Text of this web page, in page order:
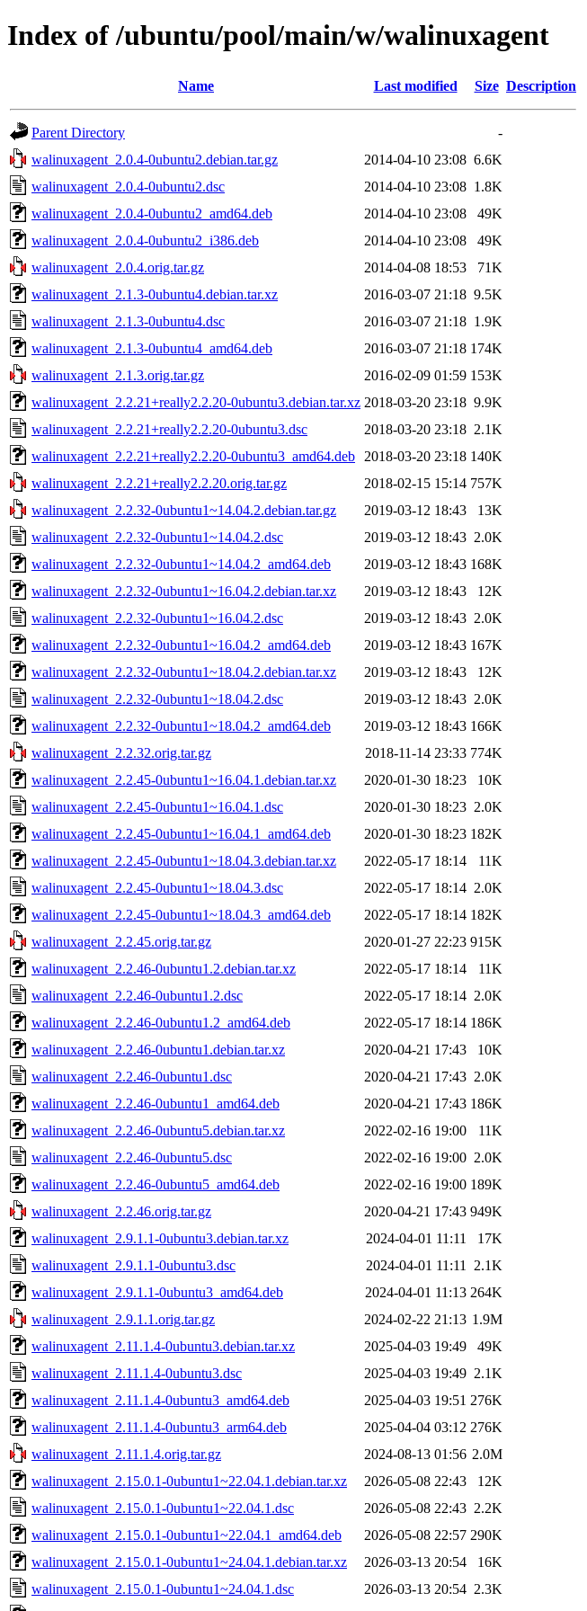
Index of /ubuntu/pool/main/w/walinuxagent
Name Last modified Size Description
Parent Directory
-
walinuxagent_2.0.4-0ubuntu2.debian.tar.gz
2014-04-10 23:08 6.6K
walinuxagent_2.0.4-0ubuntu2.dsc
2014-04-10 23:08 1.8K
walinuxagent_2.0.4-0ubuntu2_amd64.deb
2014-04-10 23:08
49K
walinuxagent_2.0.4-0ubuntu2_i386.deb
2014-04-10 23:08
49K
walinuxagent_2.0.4.orig.tar.gz
2014-04-08 18:53
71K
walinuxagent_2.1.3-0ubuntu4.debian.tar.xz
2016-03-07 21:18 9.5K
walinuxagent_2.1.3-0ubuntu4.dsc
2016-03-07 21:18 1.9K
walinuxagent_2.1.3-0ubuntu4_amd64.deb
2016-03-07 21:18 174K
walinuxagent_2.1.3.orig.tar.gz
2016-02-09 01:59 153K
walinuxagent_2.2.21+really2.2.20-0ubuntu3.debian.tar.xz 2018-03-20 23:18 9.9K
walinuxagent_2.2.21+really2.2.20-0ubuntu3.dsc
2018-03-20 23:18 2.1K
walinuxagent_2.2.21+really2.2.20-0ubuntu3_amd64.deb
2018-03-20 23:18 140K
walinuxagent_2.2.21+really2.2.20.orig.tar.gz
2018-02-15 15:14 757K
walinuxagent_2.2.32-0ubuntu1~14.04.2.debian.tar.gz
2019-03-12 18:43
13K
walinuxagent_2.2.32-0ubuntu1~14.04.2.dsc
2019-03-12 18:43 2.0K
walinuxagent_2.2.32-0ubuntu1~14.04.2_amd64.deb
2019-03-12 18:43 168K
walinuxagent_2.2.32-0ubuntu1~16.04.2.debian.tar.xz
2019-03-12 18:43
12K
walinuxagent_2.2.32-0ubuntu1~16.04.2.dsc
2019-03-12 18:43 2.0K
walinuxagent_2.2.32-0ubuntu1~16.04.2_amd64.deb
2019-03-12 18:43 167K
walinuxagent_2.2.32-0ubuntu1~18.04.2.debian.tar.xz
2019-03-12 18:43
12K
walinuxagent_2.2.32-0ubuntu1~18.04.2.dsc
2019-03-12 18:43 2.0K
walinuxagent_2.2.32-0ubuntu1~18.04.2_amd64.deb
2019-03-12 18:43 166K
walinuxagent_2.2.32.orig.tar.gz
2018-11-14 23:33 774K
walinuxagent_2.2.45-0ubuntu1~16.04.1.debian.tar.xz
2020-01-30 18:23
10K
walinuxagent_2.2.45-0ubuntu1~16.04.1.dsc
2020-01-30 18:23 2.0K
walinuxagent_2.2.45-0ubuntu1~16.04.1_amd64.deb
2020-01-30 18:23 182K
walinuxagent_2.2.45-0ubuntu1~18.04.3.debian.tar.xz
2022-05-17 18:14
11K
walinuxagent_2.2.45-0ubuntu1~18.04.3.dsc
2022-05-17 18:14 2.0K
walinuxagent_2.2.45-0ubuntu1~18.04.3_amd64.deb
2022-05-17 18:14 182K
walinuxagent_2.2.45.orig.tar.gz
2020-01-27 22:23 915K
walinuxagent_2.2.46-0ubuntu1.2.debian.tar.xz
2022-05-17 18:14
11K
walinuxagent_2.2.46-0ubuntu1.2.dsc
2022-05-17 18:14 2.0K
walinuxagent_2.2.46-0ubuntu1.2_amd64.deb
2022-05-17 18:14 186K
walinuxagent_2.2.46-0ubuntu1.debian.tar.xz
2020-04-21 17:43
10K
walinuxagent_2.2.46-0ubuntu1.dsc
2020-04-21 17:43 2.0K
walinuxagent_2.2.46-0ubuntu1_amd64.deb
2020-04-21 17:43 186K
walinuxagent_2.2.46-0ubuntu5.debian.tar.xz
2022-02-16 19:00
11K
walinuxagent_2.2.46-0ubuntu5.dsc
2022-02-16 19:00 2.0K
walinuxagent_2.2.46-0ubuntu5_amd64.deb
2022-02-16 19:00 189K
walinuxagent_2.2.46.orig.tar.gz
2020-04-21 17:43 949K
walinuxagent_2.9.1.1-0ubuntu3.debian.tar.xz
2024-04-01 11:11
17K
walinuxagent_2.9.1.1-0ubuntu3.dsc
2024-04-01 11:11
2.1K
walinuxagent_2.9.1.1-0ubuntu3_amd64.deb
2024-04-01 11:13 264K
walinuxagent_2.9.1.1.orig.tar.gz
2024-02-22 21:13 1.9M
walinuxagent_2.11.1.4-0ubuntu3.debian.tar.xz
2025-04-03 19:49
49K
walinuxagent_2.11.1.4-0ubuntu3.dsc
2025-04-03 19:49 2.1K
walinuxagent_2.11.1.4-0ubuntu3_amd64.deb
2025-04-03 19:51 276K
walinuxagent_2.11.1.4-0ubuntu3_arm64.deb
2025-04-04 03:12 276K
walinuxagent_2.11.1.4.orig.tar.gz
2024-08-13 01:56 2.0M
walinuxagent_2.15.0.1-0ubuntu1~22.04.1.debian.tar.xz
2026-05-08 22:43
12K
walinuxagent_2.15.0.1-0ubuntu1~22.04.1.dsc
2026-05-08 22:43 2.2K
walinuxagent_2.15.0.1-0ubuntu1~22.04.1_amd64.deb
2026-05-08 22:57 290K
walinuxagent_2.15.0.1-0ubuntu1~24.04.1.debian.tar.xz
2026-03-13 20:54
16K
walinuxagent_2.15.0.1-0ubuntu1~24.04.1.dsc
2026-03-13 20:54 2.3K